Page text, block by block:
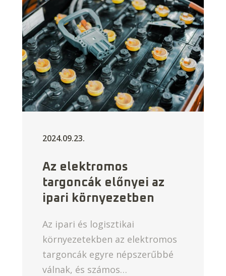
2024.09.23.
Az elektromos
targoncák előnyei az
ipari környezetben
Az ipari és logisztikai
környezetekben az elektromos
targoncák egyre népszerűbbé
válnak, és számos…